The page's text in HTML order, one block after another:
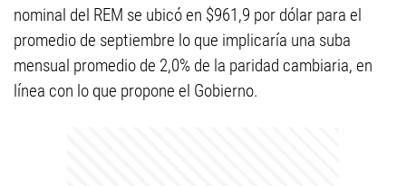
nominal del REM se ubicó en $961,9 por dólar para el
promedio de septiembre lo que implicaría una suba
mensual promedio de 2,0% de la paridad cambiaria, en
línea con lo que propone el Gobierno.